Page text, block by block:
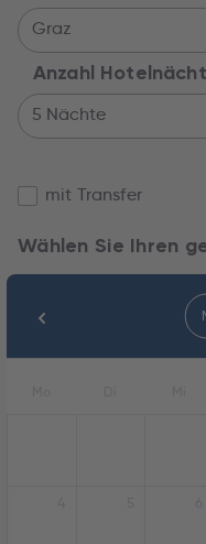
Graz
Anzahl
5 Nächte
mit Transfer
Wählen Sie Ihren